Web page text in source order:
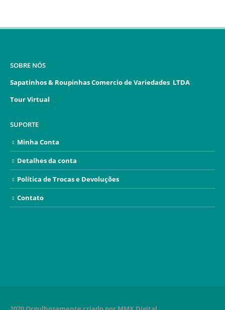
SOBRE NÓS
Sapatinhos & Roupinhas Comercio de Variedades LTDA
Tour Virtual
SUPORTE
Minha Conta
Detalhes da conta
Política de Trocas e Devoluções
Contato